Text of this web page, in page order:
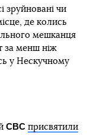
зруйновані чи
де колись
мешканця
за менш ніж
у Нескучному
CBC присвятили